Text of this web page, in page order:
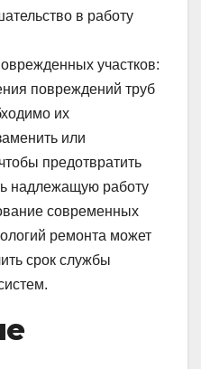
в работу
участков:
повреждений труб
их
или
предотвратить
надлежащую работу
современных
ремонта может
срок службы